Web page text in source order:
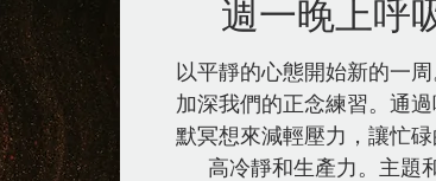
週一晚上呼
以平靜的心態開始新的一
加深我們的正念練習。通
默冥想來減輕壓力，讓忙
高冷靜和生產力。主題